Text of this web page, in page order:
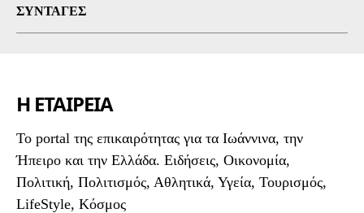
ΣΥΝΤΑΓΈΣ
Η ΕΤΑΙΡΕΙΑ
To portal της επικαιρότητας για τα Ιωάννινα, την
Ήπειρο και την Ελλάδα. Ειδήσεις, Οικονομία,
Πολιτική, Πολιτισμός, Αθλητικά, Υγεία, Τουρισμός,
LifeStyle, Κόσμος